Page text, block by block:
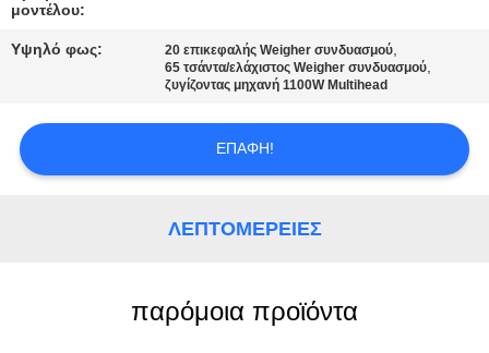
ΈΝΑ
ΑΠΌΣΠΑΣΜΑ
SITEMAP
μοντέλου:
Υψηλό φως: 20 επικεφαλής Weigher συνδυασμού,
65 τσάντα/ελάχιστος Weigher συνδυασμού,
ζυγίζοντας μηχανή 1100W Multihead
ΕΠΑΦΉ!
ΛΕΠΤΟΜΈΡΕΙΕΣ
παρόμοια προϊόντα